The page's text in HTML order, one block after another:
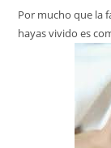
Por mucho que la
hayas vivido es